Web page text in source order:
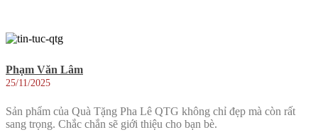
Phạm Văn Lâm
25/11/2025
Sản phẩm của Quà Tặng Pha Lê QTG không chỉ đẹp mà còn rất
sang trọng. Chắc chắn sẽ giới thiệu cho bạn bè.